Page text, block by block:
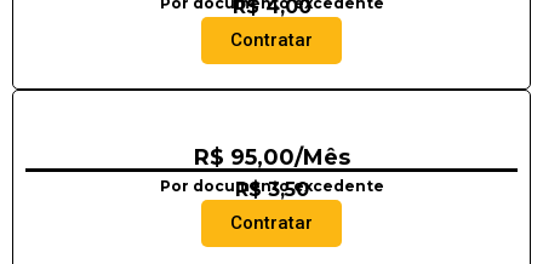
R$ 4,00
Contratar
R$ 95,00/Mês
R$ 3,50
Por documento excedente
Contratar